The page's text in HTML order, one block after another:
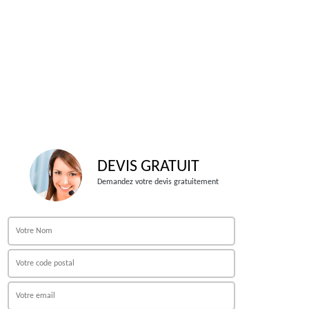
DEVIS GRATUIT
Demandez votre devis gratuitement